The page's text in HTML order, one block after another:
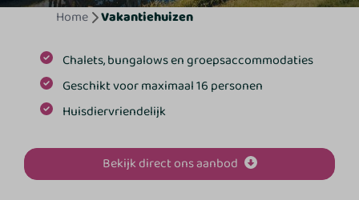
Home Vakantiehuizen
Chalets, bungalows en groepsaccommodaties
Geschikt voor maximaal 16 personen
Huisdiervriendelijk
Bekijk direct ons aanbod